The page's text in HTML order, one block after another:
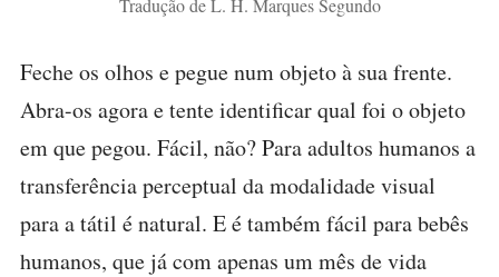
Tradução de L. H. Marques Segundo
Feche os olhos e pegue num objeto à sua frente.
Abra-os agora e tente identificar qual foi o objeto
em que pegou. Fácil, não? Para adultos humanos a
transferência perceptual da modalidade visual
para a tátil é natural. E é também fácil para bebês
humanos, que já com apenas um mês de vida